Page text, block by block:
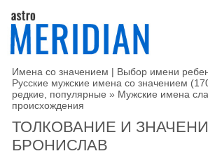
Имена со значением | Выбор имени
Русские мужские имена со значением
редкие, популярные » Мужские имена
происхождения
ТОЛКОВАНИЕ И
БРОНИСЛАВ